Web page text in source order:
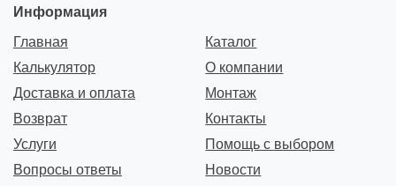
Информация
Главная
Каталог
Калькулятор
О компании
Доставка и оплата
Монтаж
Возврат
Контакты
Услуги
Помощь с выбором
Вопросы ответы
Новости